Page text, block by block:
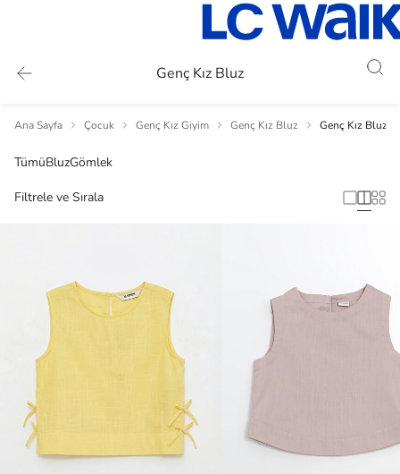
Genç Kız Bluz
Ana Sayfa Çocuk Genç Kız Giyim Genç Kız Bluz Genç Kız Bluz
TümüBluzGömlek
Filtrele ve Sırala